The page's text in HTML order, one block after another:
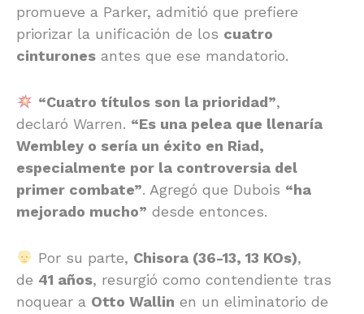
promueve a Parker, admitió que prefiere
priorizar la unificación de los cuatro
cinturones antes que ese mandatorio.
“Cuatro títulos son la prioridad”,
declaró Warren. “Es una pelea que llenaría
Wembley o sería un éxito en Riad,
especialmente por la controversia del
primer combate”. Agregó que Dubois “ha
mejorado mucho” desde entonces.
Por su parte, Chisora (36-13, 13 KOs),
de 41 años, resurgió como contendiente tras
noquear a Otto Wallin en un eliminatorio de